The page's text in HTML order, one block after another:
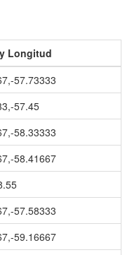
Longitud
57.73333
57.45
58.33333
58.41667
57.58333
59.16667